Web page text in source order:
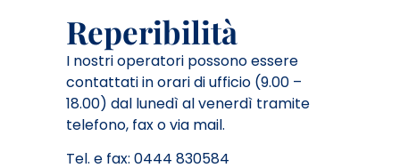
Reperibilità
I nostri operatori possono essere
contattati in orari di ufficio (9.00 –
18.00) dal lunedì al venerdì tramite
telefono, fax o via mail.
Tel. e fax: 0444 830584